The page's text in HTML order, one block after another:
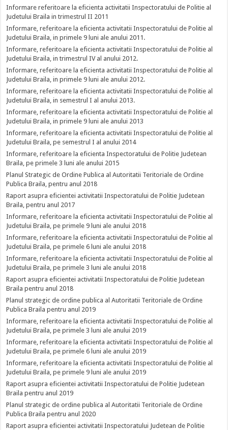
Informare referitoare la eficienta activitatii Inspectoratului de Politie al
Judetului Braila in trimestrul II 2011
Informare, referitoare la eficienta activitatii Inspectoratului de Politie al
Judetului Braila, in primele 9 luni ale anului 2011.
Informare, referitoare la eficienta activitatii Inspectoratului de Politie al
Judetului Braila, in trimestrul IV al anului 2012.
Informare, referitoare la eficienta activitatii Inspectoratului de Politie al
Judetului Braila, in primele 9 luni ale anului 2012.
Informare, referitoare la eficienta activitatii Inspectoratului de Politie al
Judetului Braila, in semestrul I al anului 2013.
Informare, referitoare la eficienta activitatii Inspectoratului de Politie al
Judetului Braila, in primele 9 luni ale anului 2013
Informare, referitoare la eficienta activitatii Inspectoratului de Politie al
Judetului Braila, pe semestrul I al anului 2014
Informare, referitoare la eficienta Inspectoratului de Politie Judetean
Braila, pe primele 3 luni ale anului 2015
Planul Strategic de Ordine Publica al Autoritatii Teritoriale de Ordine
Publica Braila, pentru anul 2018
Raport asupra eficientei activitatii Inspectoratului de Politie Judetean
Braila, pentru anul 2017
Informare, referitoare la eficienta activitatii Inspectoratului de Politie al
Judetului Braila, pe primele 9 luni ale anului 2018
Informare, referitoare la eficienta activitatii Inspectoratului de Politie al
Judetului Braila, pe primele 6 luni ale anului 2018
Informare, referitoare la eficienta activitatii Inspectoratului de Politie al
Judetului Braila, pe primele 3 luni ale anului 2018
Raport asupra eficientei activitatii Inspectoratului de Politie Judetean
Braila pentru anul 2018
Planul strategic de ordine publica al Autoritatii Teritoriale de Ordine
Publica Braila pentru anul 2019
Informare, referitoare la eficienta activitatii Inspectoratului de Politie al
Judetului Braila, pe primele 3 luni ale anului 2019
Informare, referitoare la eficienta activitatii Inspectoratului de Politie al
Judetului Braila, pe primele 6 luni ale anului 2019
Informare, referitoare la eficienta activitatii Inspectoratului de Politie al
Judetului Braila, pe primele 9 luni ale anului 2019
Raport asupra eficientei activitatii Inspectoratului de Politie Judetean
Braila pentru anul 2019
Planul strategic de ordine publica al Autoritatii Teritoriale de Ordine
Publica Braila pentru anul 2020
Raport asupra eficientei activitatii Inspectoratului Judetean de Politie